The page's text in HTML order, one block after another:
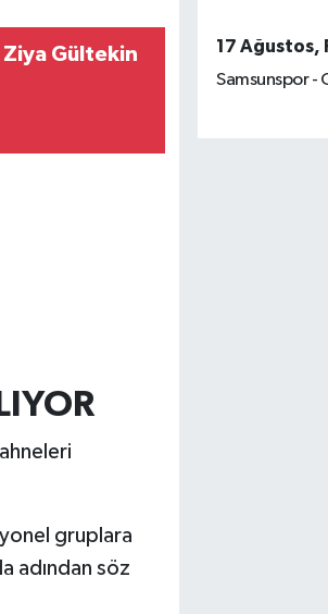
Gültekin
gruplara
adından söz
17 Ağustos,
Samsunspor -